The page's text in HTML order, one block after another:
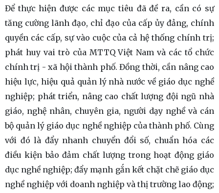
Để thực hiện được các mục tiêu đã đề ra, cần có sự
tăng cường lãnh đạo, chỉ đạo của cấp ủy đảng, chính
quyền các cấp, sự vào cuộc của cả hệ thống chính trị;
phát huy vai trò của MTTQ Việt Nam và các tổ chức
chính trị - xã hội thành phố. Đồng thời, cần nâng cao
hiệu lực, hiệu quả quản lý nhà nước về giáo dục nghề
nghiệp; phát triển, nâng cao chất lượng đội ngũ nhà
giáo, nghệ nhân, chuyên gia, người dạy nghề và cán
bộ quản lý giáo dục nghề nghiệp của thành phố. Cùng
với đó là đẩy nhanh chuyển đổi số, chuẩn hóa các
điều kiện bảo đảm chất lượng trong hoạt động giáo
dục nghề nghiệp; đẩy mạnh gắn kết chặt chẽ giáo dục
nghề nghiệp với doanh nghiệp và thị trường lao động;